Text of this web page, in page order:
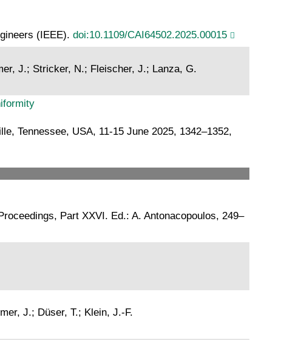
(IEEE). doi:10.1109/CAI64502.2025.00015
J.; Stricker, N.; Fleischer, J.; Lanza, G.
Tennessee, USA, 11-15 June 2025, 1342–1352,
Part XXVI. Ed.: A. Antonacopoulos, 249–
J.; Düser, T.; Klein, J.-F.